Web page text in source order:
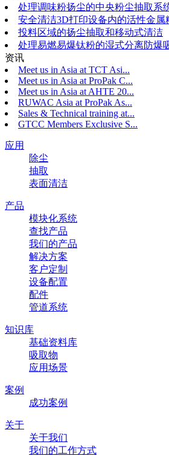
处理调味粉扬尘的中央粉尘抽取系
安全清洁3D打印设备内的活性金属
投料区域的扬尘抽取和移动式清洁
处理易燃易爆钛粉的湿式分离防爆
资讯
Meet us in Asia at TCT Asi...
Meet us in Asia at ProPak C...
Meet us in Asia at AHTE 20...
RUWAC Asia at ProPak As...
Sales & Technical training at...
GTCC Members Exclusive S...
应用
除尘
抽取
表面清洁
产品
模块化系统
查找产品
我们的产品
解决方案
客户定制
设备配置
配件
管道系统
知识库
基础资料库
吸取物
应用场景
案例
成功案例
关于
关于我们
我们的工作方式